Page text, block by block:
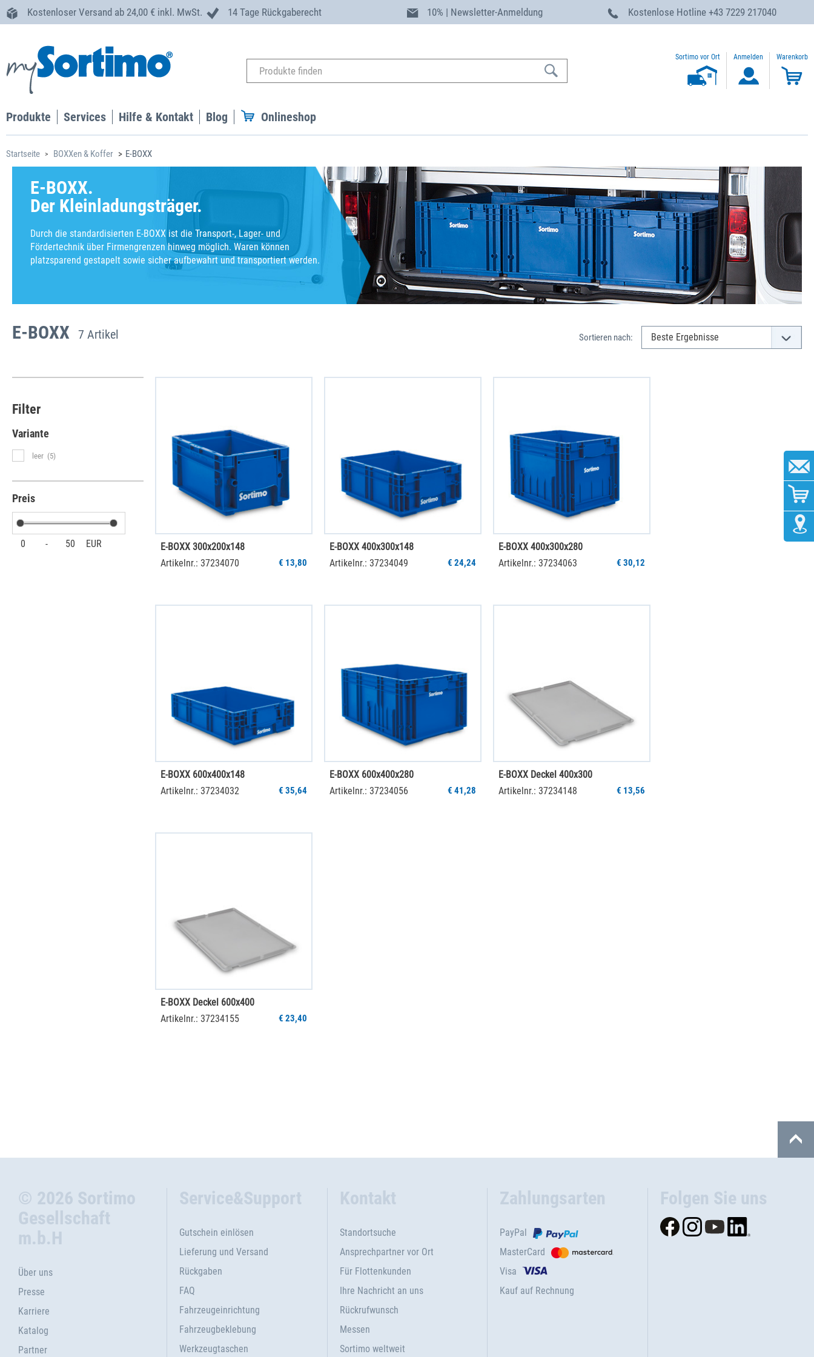
Kostenloser Versand ab 24,00 € inkl. MwSt. 14 Tage Rückgaberecht 10% | Newsletter-Anmeldung Kostenlose Hotline +43 7229 217040
Sortimo vor Ort Anmelden Warenkorb
Produkte Services Hilfe & Kontakt Blog Onlineshop
Startseite BOXXen & Koffer E-BOXX
E-BOXX.
Der Kleinladungsträger.
Durch die standardisierten E-BOXX ist die Transport-, Lager- und
Fördertechnik über Firmengrenzen hinweg möglich. Waren können
platzsparend gestapelt sowie sicher aufbewahrt und transportiert werden.
E-BOXX 7 Artikel Sortieren nach:
Filter
Variante
leer (5)
Preis
0 - 50 EUR
E-BOXX 300x200x148
Artikelnr.: 37234070
€ 13,80
E-BOXX 400x300x148
Artikelnr.: 37234049
€ 24,24
E-BOXX 400x300x280
Artikelnr.: 37234063
€ 30,12
E-BOXX 600x400x148
Artikelnr.: 37234032
€ 35,64
E-BOXX 600x400x280
Artikelnr.: 37234056
€ 41,28
E-BOXX Deckel 400x300
Artikelnr.: 37234148
€ 13,56
E-BOXX Deckel 600x400
Artikelnr.: 37234155
€ 23,40
© 2026 Sortimo
Gesellschaft
m.b.H
Über uns
Presse
Karriere
Katalog
Partner
Service&Support
Gutschein einlösen
Lieferung und Versand
Rückgaben
FAQ
Fahrzeugeinrichtung
Fahrzeugbeklebung
Werkzeugtaschen
Kontakt
Standortsuche
Ansprechpartner vor Ort
Für Flottenkunden
Ihre Nachricht an uns
Rückrufwunsch
Messen
Sortimo weltweit
Zahlungsarten
PayPal
MasterCard
Visa
Kauf auf Rechnung
Folgen Sie uns